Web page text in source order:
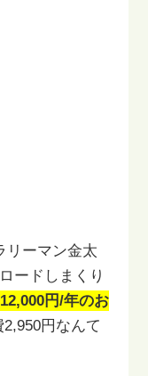
リーマン金太
ードしまくり
円/年のお
円なんて